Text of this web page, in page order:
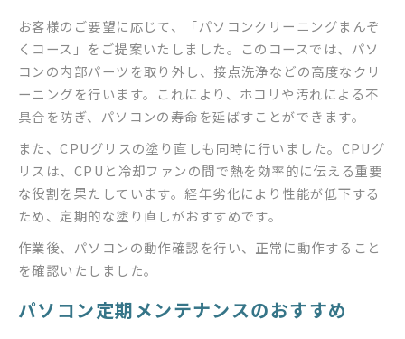
お客様のご要望に応じて、「パソコンクリーニングまんぞ
くコース」をご提案いたしました。このコースでは、パソ
コンの内部パーツを取り外し、接点洗浄などの高度なクリ
ーニングを行います。これにより、ホコリや汚れによる不
具合を防ぎ、パソコンの寿命を延ばすことができます。
また、CPUグリスの塗り直しも同時に行いました。CPUグ
リスは、CPUと冷却ファンの間で熱を効率的に伝える重要
な役割を果たしています。経年劣化により性能が低下する
ため、定期的な塗り直しがおすすめです。
作業後、パソコンの動作確認を行い、正常に動作すること
を確認いたしました。
パソコン定期メンテナンスのおすすめ